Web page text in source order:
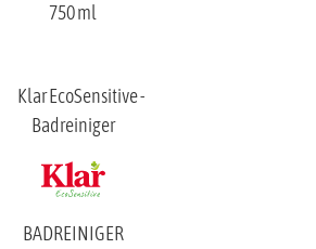
750 ml
BADREINIGER